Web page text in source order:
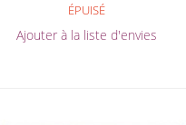
ÉPUISÉ
Ajouter à la liste d'envies